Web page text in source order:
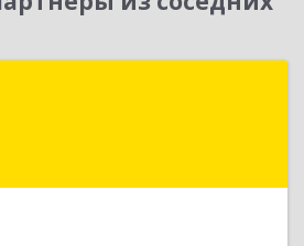
обл, Псков г, Советская ул,